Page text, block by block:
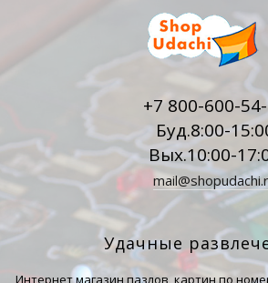
+7 800-600-
Буд.8:00-
Вых.10:00-
Удачные
Интернет магазин пазлов, картин по